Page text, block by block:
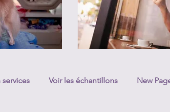
services Voir les échantillons New